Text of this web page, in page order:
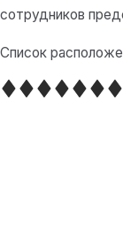
сотрудников
Список